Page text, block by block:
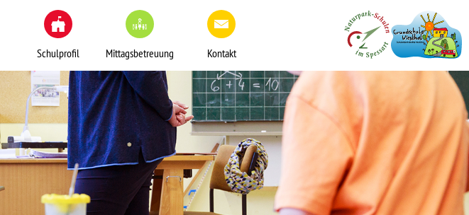
Schulprofil Mittagsbetreuung Kontakt